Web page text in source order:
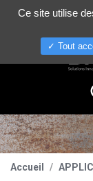
Accueil
Gestion de vos
Ce site utilise
Tout